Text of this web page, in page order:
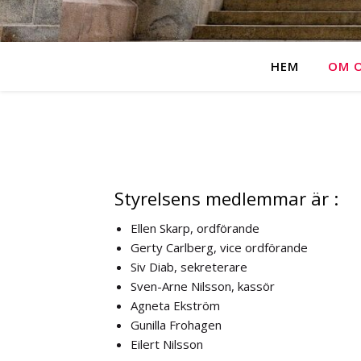
HEM OM
Styrelsens medlemmar är :
Ellen Skarp, ordförande
Gerty Carlberg, vice ordförande
Siv Diab, sekreterare
Sven-Arne Nilsson, kassör
Agneta Ekström
Gunilla Frohagen
Eilert Nilsson